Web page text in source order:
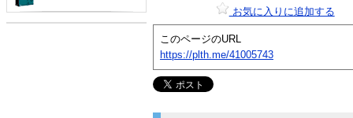
お気に入りに追加する
このページのURL
https://plth.me/41005743